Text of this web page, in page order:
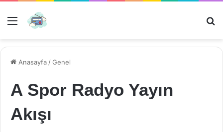
Menü
Anasayfa /Genel
A Spor Radyo Yayın
Akışı